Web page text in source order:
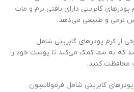
گابرینی دارای بافتی نرم و مات
نرمی و طبیعی می‌دهد.
از کرم پودرهای گابرینی شامل
که به شما کمک می‌کند تا پوست خود را
محافظت کنید.
گابرینی شامل فرمولاسیون